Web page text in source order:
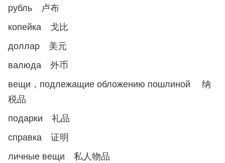
рубль 卢布
копейка 戈比
доллар 美元
валюда 外币
вещи，подлежащие обложению пошлиной 纳
税品
подарки 礼品
справка 证明
личные вещи 私人物品